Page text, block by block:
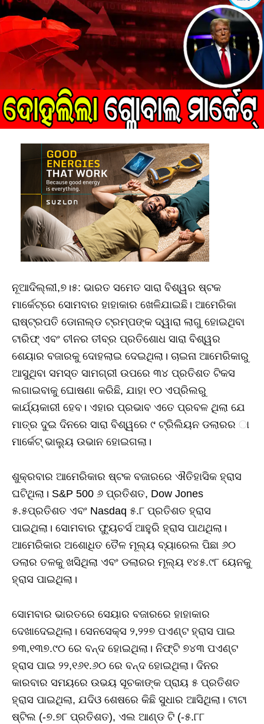
ନୂଆଦିଲ୍ଲୀ,୭।୫: ଭାରତ ସମେତ ସାରା ବିଶ୍ୱର ଷ୍ଟକ
ମାର୍କେଟ୍‌ରେ ସୋମବାର ହାହାକାର ଖେଳିଯାଇଛି। ଆମେରିକା
ରାଷ୍ଟ୍ରପତି ଡୋନାଲ୍ଡ ଟ୍ରମ୍ପଙ୍କ ଦ୍ୱାରା ଲାଗୁ ହୋଇଥିବା
ଟାରିଫ୍‌ ଏବଂ ଚୀନର ତୀବ୍ର ପ୍ରତିଶୋଧ ସାରା ବିଶ୍ୱର
ଶେୟାର ବଜାରକୁ ଦୋହଲାଇ ଦେଇଥିଲା। ଚାଇନା ଆମେରିକାରୁ
ଆସୁଥିବା ସମସ୍ତ ସାମଗ୍ରୀ ଉପରେ ୩୪ ପ୍ରତିଶତ ଟିକସ
ଲଗାଇବାକୁ ଘୋଷଣା କରିଛି, ଯାହା ୧୦ ଏପ୍ରିଲରୁ
କାର୍ଯ୍ୟକାରୀ ହେବ। ଏହାର ପ୍ରଭାବ ଏତେ ପ୍ରବଳ ଥିଲା ଯେ
ମାତ୍ର ଦୁଇ ଦିନରେ ସାରା ବିଶ୍ୱରେ ୯ ଟ୍ରିଲିୟନ ଡଲାରର ା
ମାର୍କେଟ୍‌ ଭାଲ୍ୟୁ ଉଭାନ ହୋଇଗଲା।
ଶୁକ୍ରବାର ଆମେରିକାର ଷ୍ଟକ ବଜାରରେ ଐତିହାସିକ ହ୍ରାସ
ଘଟିଥିଲା। S&P 500 ୬ ପ୍ରତିଶତ, Dow Jones
୫.୫ପ୍ରତିଶତ ଏବଂ Nasdaq ୫.୮ ପ୍ରତିଶତ ହ୍ରାସ
ପାଇଥିଲା। ସୋମବାର ଫ୍ୟୁଚର୍ସ ଆହୁରି ହ୍ରାସ ପାଥଥିଲା।
ଆମେରିକାର ଅଶୋଧିତ ତୈଳ ମୂଲ୍ୟ ବ୍ୟାରେଲ ପିଛା ୬୦
ଡଲାର ତଳକୁ ଖସିଥିଲା ଏବଂ ଡଲାରର ମୂଲ୍ୟ ୧୪୫.୯୮ ୟେନକୁ
ହ୍ରାସ ପାଇଥିଲା।
ସୋମବାର ଭାରତରେ ସେୟାର ବଜାରରେ ହାହାକାର
ଦେଖାଦେଇଥିଲା। ସେନସେକ୍ସ ୨,୨୨୭ ପଏଣ୍ଟ ହ୍ରାସ ପାଇ
୭୩,୧୩୭.୯୦ ରେ ବନ୍ଦ ହୋଇଥିଲା। ନିଫ୍ଟି ୭୪୩ ପଏଣ୍ଟ
ହ୍ରାସ ପାଇ ୨୨,୧୬୧.୬୦ ରେ ବନ୍ଦ ହୋଇଥିଲା। ଦିନର
କାରବାର ସମୟରେ ଉଭୟ ସୂଚକାଙ୍କ ପ୍ରାୟ ୫ ପ୍ରତିଶତ
ହ୍ରାସ ପାଇଥିଲା, ଯଦିଓ ଶେଷରେ କିଛି ସୁଧାର ଆସିଥିଲା। ଟାଟା
ଷ୍ଟିଲ (-୭.୭୮ ପ୍ରତିଶତ), ଏଲ ଆଣ୍ଡ ଟି (-୫.୮୮